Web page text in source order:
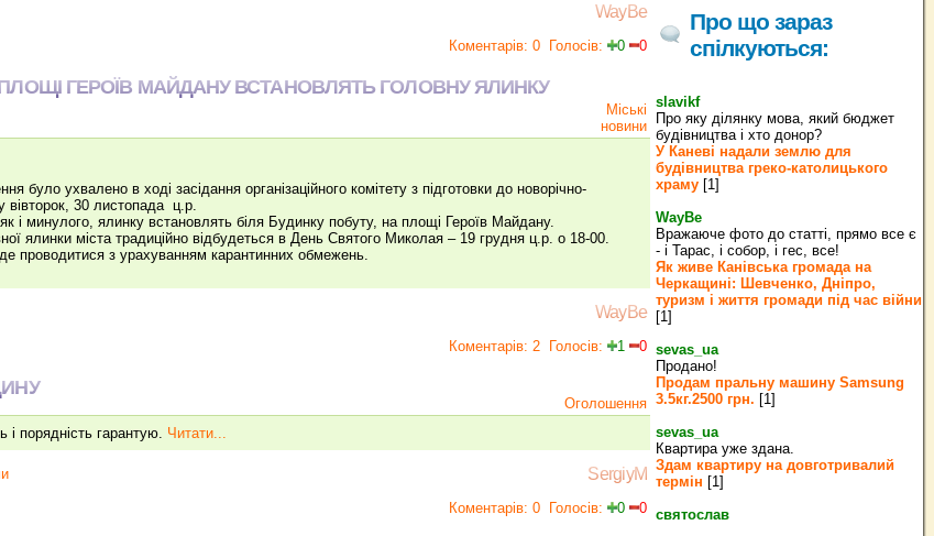
WayBe
Коментарів: 0 Голосів: 0 0
ГЕРОЇВ МАЙДАНУ ВСТАНОВЛЯТЬ ГОЛОВНУ ЯЛИНКУ
Міські
новини
було ухвалено в ході засідання організаційного комітету з підготовки до новорічно-
вівторок, 30 листопада ц.р.
і минулого, ялинку встановлять біля Будинку побуту, на площі Героїв Майдану.
ялинки міста традиційно відбудеться в День Святого Миколая – 19 грудня ц.р. о 18-00.
проводитися з урахуванням карантинних обмежень.
WayBe
Коментарів: 2 Голосів: 1 0
Оголошення
і порядність гарантую. Читати...
SergiyM
Коментарів: 0 Голосів: 0 0
Про що зараз
спілкуються:
slavikf
Про яку ділянку мова, який бюджет
будівництва і хто донор?
У Каневі надали землю для
будівництва греко‐католицького
храму [1]
WayBe
Вражаюче фото до статті, прямо все є
- і Тарас, і собор, і гес, все!
Як живе Канівська громада на
Черкащині: Шевченко, Дніпро,
туризм і життя громади під час війни
[1]
sevas_ua
Продано!
Продам пральну машину Samsung
3.5кг.2500 грн. [1]
sevas_ua
Квартира уже здана.
Здам квартиру на довготривалий
термін [1]
святослав